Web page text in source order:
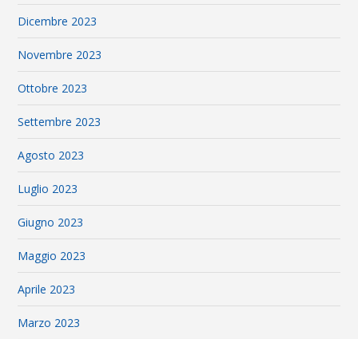
Dicembre 2023
Novembre 2023
Ottobre 2023
Settembre 2023
Agosto 2023
Luglio 2023
Giugno 2023
Maggio 2023
Aprile 2023
Marzo 2023